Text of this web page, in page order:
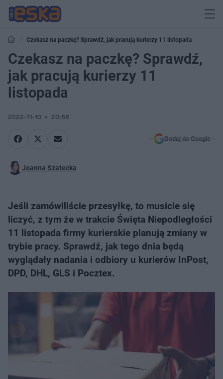
Czekasz na paczkę? Sprawdź, jak pracują kurierzy 11 listopada
Czekasz na paczkę? Sprawdź,
jak pracują kurierzy 11
listopada
2022-11-10 20:56
Dodaj do Google
Joanna Szatecka
Jeśli zamówiliście przesyłkę, to musicie się
liczyć, z tym że w trakcie Święta Niepodległości
11 listopada firmy kurierskie planują zmiany w
trybie pracy. Sprawdź, jak tego dnia będą
wyglądały nadania i odbiory u kurierów InPost,
DPD, DHL, GLS i Pocztex.